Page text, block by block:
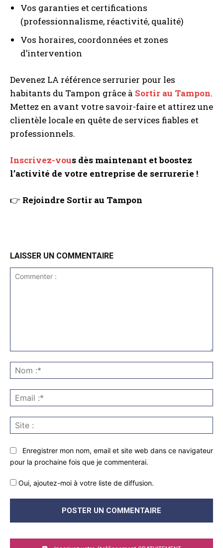
Vos garanties et certifications
(professionnalisme, réactivité, qualité)
Vos horaires, coordonnées et zones
d’intervention
Devenez LA référence serrurier pour les
habitants du Tampon grâce à Sortir au Tampon.
Mettez en avant votre savoir-faire et attirez une
clientèle locale en quête de services fiables et
professionnels.
Inscrivez-vous dès maintenant et boostez
l’activité de votre entreprise de serrurerie !
👉 Rejoindre Sortir au Tampon
LAISSER UN COMMENTAIRE
:*
:*
:
Enregistrer mon nom, email et site web dans ce navigateur
pour la prochaine fois que je commenterai.
Oui, ajoutez-moi à votre liste de diffusion.